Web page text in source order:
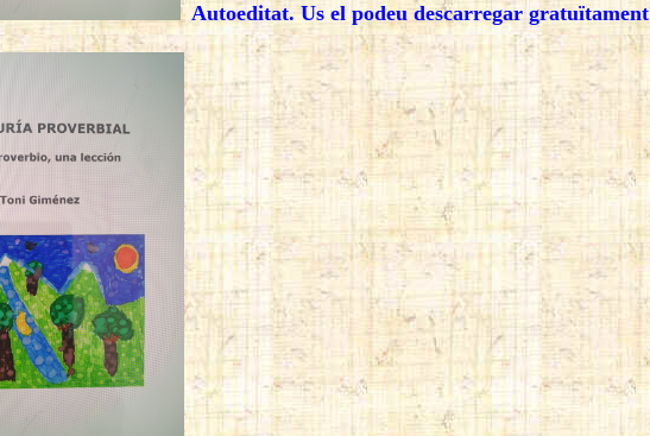
Autoeditat. Us el podeu descarregar gratuïtament